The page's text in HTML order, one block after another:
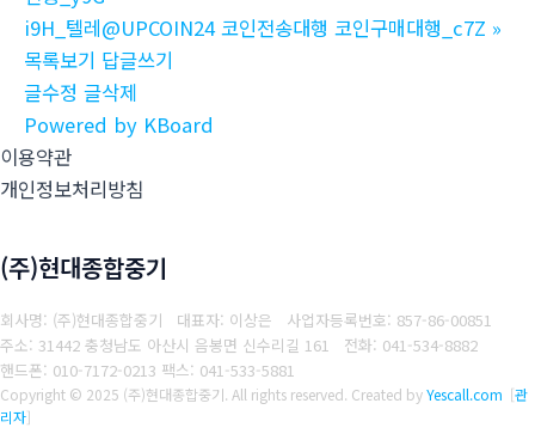
i9H_텔레@UPCOIN24 코인전송대행 코인구매대행_c7Z »
목록보기 답글쓰기
글수정 글삭제
Powered by KBoard
이용약관
개인정보처리방침
(주)현대종합중기
회사명: (주)현대종합중기 대표자: 이상은 사업자등록번호: 857-86-00851
주소: 31442 충청남도 아산시 음봉면 신수리길 161 전화: 041-534-8882
핸드폰: 010-7172-0213 팩스: 041-533-5881
Copyright © 2025 (주)현대종합중기. All rights reserved. Created byYescall.com [관
리자]